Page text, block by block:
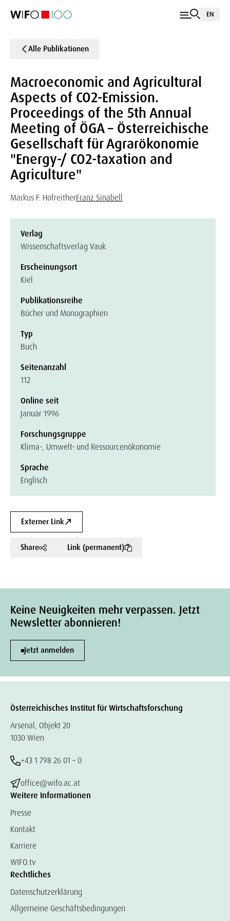
EN
Alle Publikationen
Macroeconomic and Agricultural
Aspects of CO2-Emission.
Proceedings of the 5th Annual
Meeting of ÖGA – Österreichische
Gesellschaft für Agrarökonomie
"Energy-/ CO2-taxation and
Agriculture"
Markus F. HofreitherFranz Sinabell
Verlag
Wissenschaftsverlag Vauk
Erscheinungsort
Kiel
Publikationsreihe
Bücher und Monographien
Typ
Buch
Seitenanzahl
112
Online seit
Januar 1996
Forschungsgruppe
Klima-, Umwelt- und Ressourcenökonomie
Sprache
Englisch
Externer Link
Share Link (permanent)
Keine Neuigkeiten mehr verpassen. Jetzt
Newsletter abonnieren!
Jetzt anmelden
Österreichisches Institut für Wirtschaftsforschung
Arsenal, Objekt 20
1030 Wien
+43 1 798 26 01 – 0
office@wifo.ac.at
Weitere Informationen
Presse
Kontakt
Karriere
WIFO.tv
Rechtliches
Datenschutzerklärung
Allgemeine Geschäftsbedingungen